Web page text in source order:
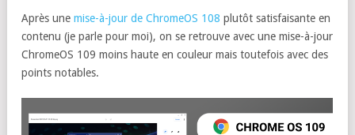
Après une mise-à-jour de ChromeOS 108 plutôt satisfaisante en
contenu (je parle pour moi), on se retrouve avec une mise-à-jour
ChromeOS 109 moins haute en couleur mais toutefois avec des
points notables.